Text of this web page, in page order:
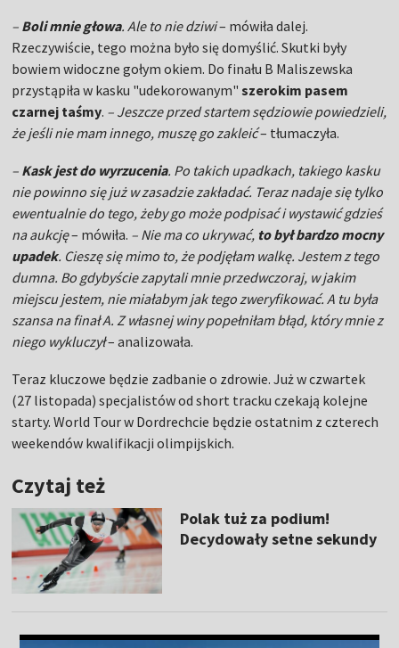
– Boli mnie głowa. Ale to nie dziwi– mówiła dalej.
Rzeczywiście, tego można było się domyślić. Skutki były
bowiem widoczne gołym okiem. Do finału B Maliszewska
przystąpiła w kasku "udekorowanym"szerokim pasem
czarnej taśmy. – Jeszcze przed startem sędziowie powiedzieli,
że jeśli nie mam innego, muszę go zakleić– tłumaczyła.
– Kask jest do wyrzucenia. Po takich upadkach, takiego kasku
nie powinno się już w zasadzie zakładać. Teraz nadaje się tylko
ewentualnie do tego, żeby go może podpisać i wystawić gdzieś
na aukcję– mówiła. – Nie ma co ukrywać, to był bardzo mocny
upadek. Cieszę się mimo to, że podjęłam walkę. Jestem z tego
dumna. Bo gdybyście zapytali mnie przedwczoraj, w jakim
miejscu jestem, nie miałabym jak tego zweryfikować. A tu była
szansa na finał A. Z własnej winy popełniłam błąd, który mnie z
niego wykluczył– analizowała.
Teraz kluczowe będzie zadbanie o zdrowie. Już w czwartek
(27 listopada) specjalistów od short tracku czekają kolejne
starty. World Tour w Dordrechcie będzie ostatnim z czterech
weekendów kwalifikacji olimpijskich.
Czytaj też
Polak tuż za podium!
Decydowały setne sekundy